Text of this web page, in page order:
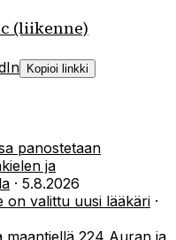
(liikenne)
Kopioi linkki
panostetaan
ja
· 5.8.2026
on valittu uusi lääkäri ·